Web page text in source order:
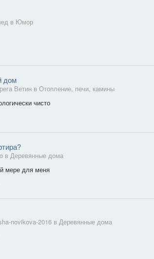
в Юмор
дом
Ветин в Отопление, печи, камины
чисто
в Деревянные дома
мере для меня
novikova-2016 в Деревянные дома